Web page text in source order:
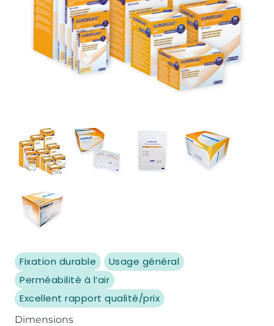
View larger imageView larger imageView larger imageView larger
View larger image
Fixation durable
Usage général
Perméabilité à l’air
Excellent rapport qualité/prix
Dimensions